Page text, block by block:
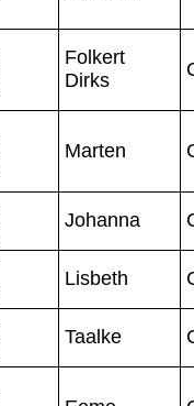
Folkert
Dirks
Marten
Johanna
Lisbeth
Taalke